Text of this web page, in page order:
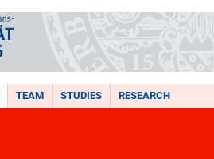
TEAM STUDIES RESEARCH